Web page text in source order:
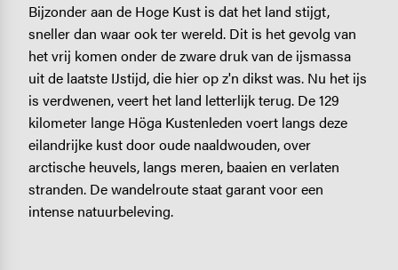
Bijzonder aan de Hoge Kust is dat het land stijgt,
sneller dan waar ook ter wereld. Dit is het gevolg van
het vrij komen onder de zware druk van de ijsmassa
uit de laatste IJstijd, die hier op z'n dikst was. Nu het ijs
is verdwenen, veert het land letterlijk terug. De 129
kilometer lange Höga Kustenleden voert langs deze
eilandrijke kust door oude naaldwouden, over
arctische heuvels, langs meren, baaien en verlaten
stranden. De wandelroute staat garant voor een
intense natuurbeleving.